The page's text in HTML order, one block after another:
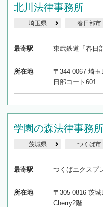
北川法律事務所
埼玉県 春日部市
最寄駅 東武鉄道「春日
所在地
〒344-0067 埼
日部コート601
学園の森法律事務所
茨城県 つくば市
最寄駅 つくばエクスプ
所在地
〒305-0816 茨
Cherry2階